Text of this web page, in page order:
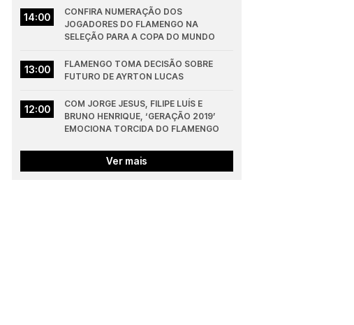
14:00
CONFIRA NUMERAÇÃO DOS
JOGADORES DO FLAMENGO NA
SELEÇÃO PARA A COPA DO MUNDO
13:00
FLAMENGO TOMA DECISÃO SOBRE
FUTURO DE AYRTON LUCAS
12:00
COM JORGE JESUS, FILIPE LUÍS E
BRUNO HENRIQUE, ‘GERAÇÃO 2019’
EMOCIONA TORCIDA DO FLAMENGO
Ver mais